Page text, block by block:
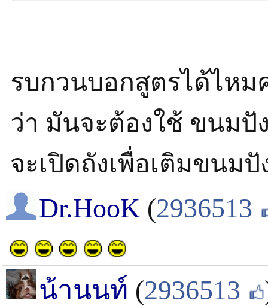
รบกวนบอกสูตรได้ไหม
ว่า มันจะต้องใช้ ขนมปั
จะเปิดถังเพื่อเติมขนมปั
Dr.HooK (2936513
น้านนท์ (2936513